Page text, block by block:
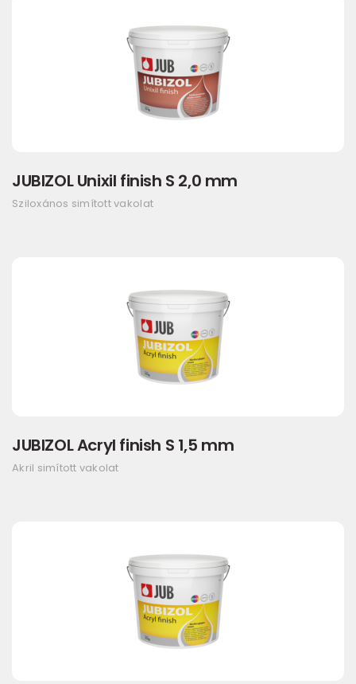
JUBIZOL Unixil finish S 2,0 mm
Sziloxános simított vakolat
JUBIZOL Acryl finish S 1,5 mm
Akril simított vakolat